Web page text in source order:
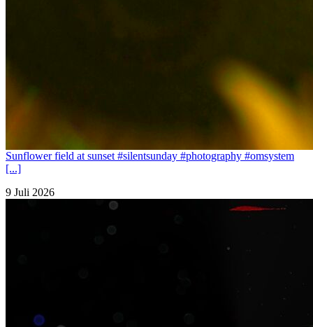
Sunflower field at sunset #silentsunday #photography #omsystem
[...]
9 Juli 2026